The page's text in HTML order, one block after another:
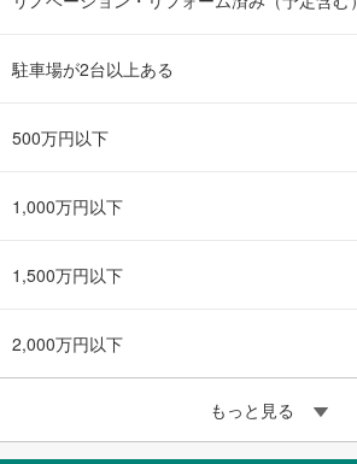
駐車場が2台以上ある
500万円以下
1,000万円以下
1,500万円以下
2,000万円以下
もっと見る